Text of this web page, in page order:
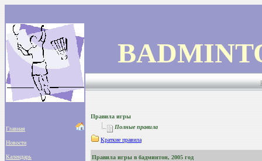
Правила игры
Главная
Новости
Календарь
Полные правила
Краткие правила
Правила игры в бадминтон, 2005 год